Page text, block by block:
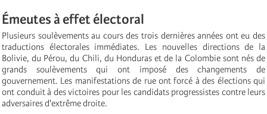
Émeutes à effet électoral
Plusieurs soulèvements au cours des trois dernières années ont eu des
traductions électorales immédiates. Les nouvelles directions de la
Bolivie, du Pérou, du Chili, du Honduras et de la Colombie sont nés de
grands soulèvements qui ont imposé des changements de
gouvernement. Les manifestations de rue ont forcé à des élections qui
ont conduit à des victoires pour les candidats progressistes contre leurs
adversaires d'extrême droite.